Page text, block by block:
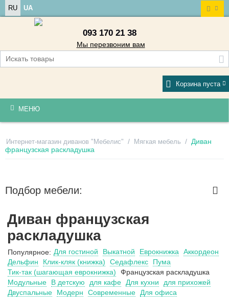
RU UA
093 170 21 38
Мы перезвоним вам
Корзина пуста
МЕНЮ
Интернет-магазин диванов "Мебелис" / Мягкая мебель / Диван
французская раскладушка
Подбор мебели:
Диван французская
раскладушка
Популярное: Для гостиной Выкатной Еврокнижка
Аккордеон
Дельфин
Клик-кляк (книжка) Седафлекс
Пума
Тик-так (шагающая еврокнижка)
Французская раскладушка
Модульные
В детскую для кафе Для кухни
для прихожей
Двуспальные
Модерн Современные Для офиса